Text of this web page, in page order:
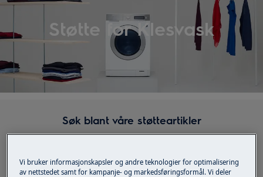
Støtte for Klesvask
Søk blant våre støtteartikler
Vi bruker informasjonskapsler og andre teknologier for optimalisering
av nettstedet samt for kampanje- og markedsføringsformål. Vi deler